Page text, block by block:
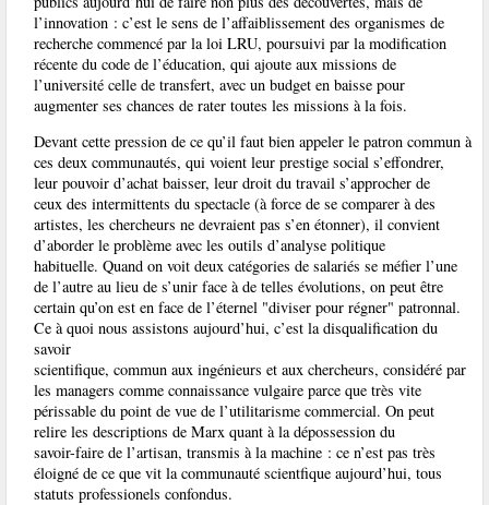
l’innovation : c’est le sens de l’affaiblissement des organismes de
recherche commencé par la loi LRU, poursuivi par la modification
récente du code de l’éducation, qui ajoute aux missions de
l’université celle de transfert, avec un budget en baisse pour
augmenter ses chances de rater toutes les missions à la fois.
Devant cette pression de ce qu’il faut bien appeler le patron commun à
ces deux communautés, qui voient leur prestige social s’effondrer,
leur pouvoir d’achat baisser, leur droit du travail s’approcher de
ceux des intermittents du spectacle (à force de se comparer à des
artistes, les chercheurs ne devraient pas s’en étonner), il convient
d’aborder le problème avec les outils d’analyse politique
habituelle. Quand on voit deux catégories de salariés se méfier l’une
de l’autre au lieu de s’unir face à de telles évolutions, on peut être
certain qu’on est en face de l’éternel "diviser pour régner" patronnal.
Ce à quoi nous assistons aujourd’hui, c’est la disqualification du
savoir
scientifique, commun aux ingénieurs et aux chercheurs, considéré par
les managers comme connaissance vulgaire parce que très vite
périssable du point de vue de l’utilitarisme commercial. On peut
relire les descriptions de Marx quant à la dépossession du
savoir-faire de l’artisan, transmis à la machine : ce n’est pas très
éloigné de ce que vit la communauté scientfique aujourd’hui, tous
statuts professionels confondus.